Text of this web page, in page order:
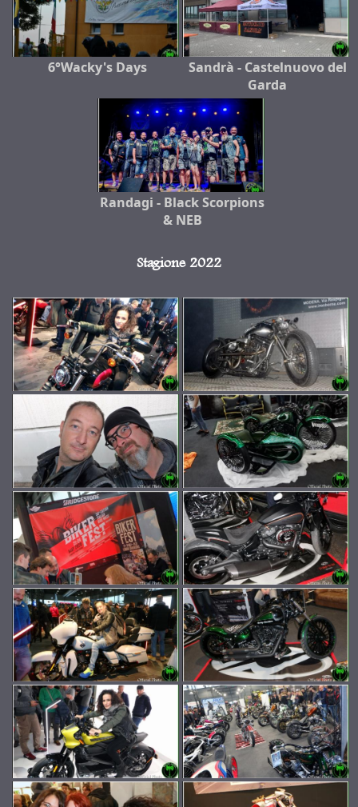
6°Wacky's Days
Sandrà - Castelnuovo del
Garda
Randagi - Black Scorpions
& NEB
Stagione 2022